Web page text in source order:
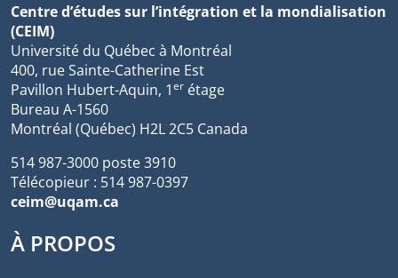
Centre d’études sur l’intégration et la mondialisation
(CEIM)
Université du Québec à Montréal
400, rue Sainte-Catherine Est
Pavillon Hubert-Aquin, 1er étage
Bureau A-1560
Montréal (Québec) H2L 2C5 Canada
514 987-3000 poste 3910
Télécopieur : 514 987-0397
ceim@uqam.ca
À PROPOS